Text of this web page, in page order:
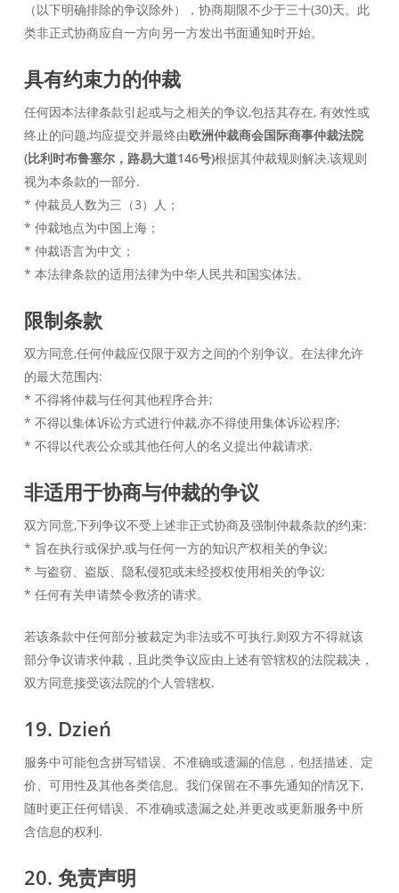
（以下明确排除的争议除外），协商期限不少于三十(30)天。此
类非正式协商应自一方向另一方发出书面通知时开始。
具有约束力的仲裁
任何因本法律条款引起或与之相关的争议,包括其存在, 有效性或
终止的问题,均应提交并最终由欧洲仲裁商会国际商事仲裁法院
(比利时布鲁塞尔，路易大道146号)根据其仲裁规则解决,该规则
视为本条款的一部分.
* 仲裁员人数为三（3）人；
* 仲裁地点为中国上海；
* 仲裁语言为中文；
* 本法律条款的适用法律为中华人民共和国实体法。
限制条款
双方同意,任何仲裁应仅限于双方之间的个别争议。在法律允许
的最大范围内:
* 不得将仲裁与任何其他程序合并;
* 不得以集体诉讼方式进行仲裁,亦不得使用集体诉讼程序;
* 不得以代表公众或其他任何人的名义提出仲裁请求.
非适用于协商与仲裁的争议
双方同意,下列争议不受上述非正式协商及强制仲裁条款的约束:
* 旨在执行或保护,或与任何一方的知识产权相关的争议;
* 与盗窃、盗版、隐私侵犯或未经授权使用相关的争议;
* 任何有关申请禁令救济的请求。
若该条款中任何部分被裁定为非法或不可执行,则双方不得就该
部分争议请求仲裁，且此类争议应由上述有管辖权的法院裁决，
双方同意接受该法院的个人管辖权.
19. Dzień
服务中可能包含拼写错误、不准确或遗漏的信息，包括描述、定
价、可用性及其他各类信息。我们保留在不事先通知的情况下,
随时更正任何错误、不准确或遗漏之处,并更改或更新服务中所
含信息的权利.
20. 免责声明